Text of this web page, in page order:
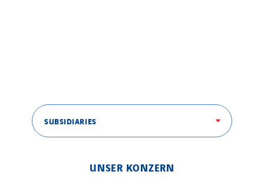
SUBSIDIARIES
UNSER KONZERN